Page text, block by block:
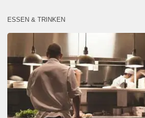
ESSEN & TRINKEN